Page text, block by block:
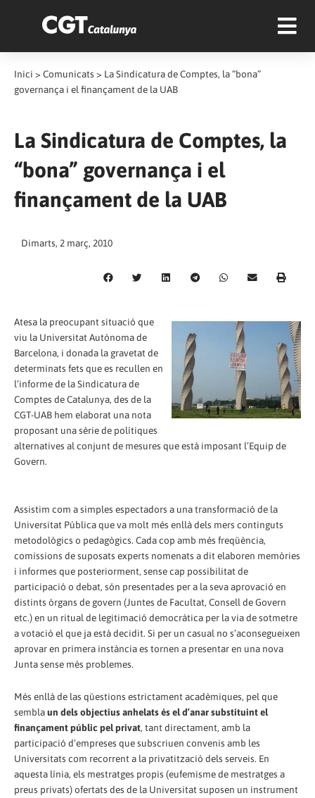
Inici > Comunicats > La Sindicatura de Comptes, la “bona”
governança i el finançament de la UAB
La Sindicatura de Comptes, la
“bona” governança i el
finançament de la UAB
Dimarts, 2 març, 2010
Atesa la preocupant situació que
viu la Universitat Autònoma de
Barcelona, i donada la gravetat de
determinats fets que es recullen en
l’informe de la Sindicatura de
Comptes de Catalunya, des de la
CGT-UAB hem elaborat una nota
proposant una sèrie de polítiques
alternatives al conjunt de mesures que està imposant l’Equip de
Govern.
Assistim com a simples espectadors a una transformació de la
Universitat Pública que va molt més enllà dels mers continguts
metodològics o pedagògics. Cada cop amb més freqüència,
comissions de suposats experts nomenats a dit elaboren memòries
i informes que posteriorment, sense cap possibilitat de
participació o debat, són presentades per a la seva aprovació en
distints òrgans de govern (Juntes de Facultat, Consell de Govern
etc.) en un ritual de legitimació democràtica per la via de sotmetre
a votació el que ja està decidit. Si per un casual no s’aconsegueixen
aprovar en primera instància es tornen a presentar en una nova
Junta sense més problemes.
Més enllà de las qüestions estrictament acadèmiques, pel que
semblaun dels objectius anhelats és el d’anar substituint el
finançament públic pel privat, tant directament, amb la
participació d’empreses que subscriuen convenis amb les
Universitats com recorrent a la privatització dels serveis. En
aquesta línia, els mestratges propis (eufemisme de mestratges a
preus privats) ofertats des de la Universitat suposen un instrument